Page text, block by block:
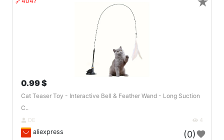
0.99 $
Cat Teaser Toy - Interactive Bell & Feather Wand - Long Suction
C..
DE 4
aliexpress (0)